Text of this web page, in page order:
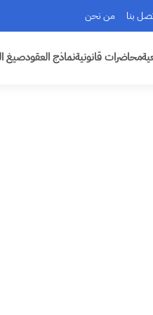
بنا من نحن
محاضرات قانونيةنماذج العقودصيغ